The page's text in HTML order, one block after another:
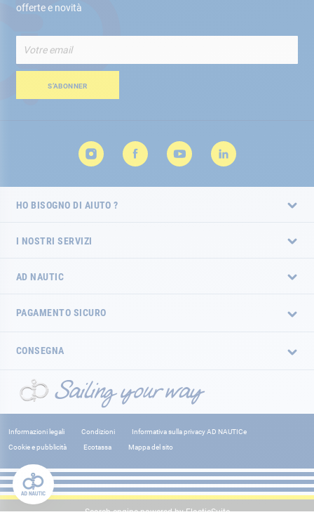
offerte e novità
alla
nostra
Newsletter:S’ABONNER
HO BISOGNO DI AIUTO ?
I NOSTRI SERVIZI
AD NAUTIC
PAGAMENTO SICURO
CONSEGNA
Informazioni legali Condizioni
Informativa sulla privacy AD NAUTICe
Cookie e pubblicità
Ecotassa Mappa del sito
Search engine powered byElasticSuite